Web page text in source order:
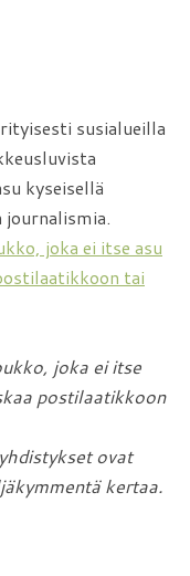
susialueilla
kyseisellä
journalismia.
joka ei itse asu
tai
joka ei itse
postilaatikkoon
ovat
kertaa.